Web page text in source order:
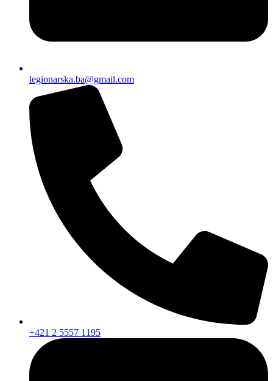
legionarska.ba@gmail.com
+421 2 5557 1195